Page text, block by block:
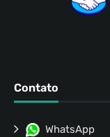
Contato
WhatsApp